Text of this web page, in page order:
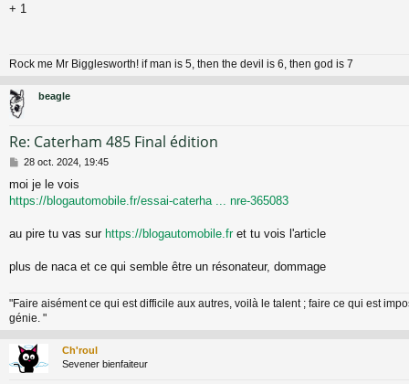
s
e
+ 1
Rock me Mr Bigglesworth! if man is 5, then the devil is 6, then god is 7
beagle
Re: Caterham 485 Final édition
M
s
s
g
28 oct. 2024, 19:45
moi je le vois
https://blogautomobile.fr/essai-caterha ... nre-365083
au pire tu vas sur https://blogautomobile.fret tu vois l'article
plus de naca et ce qui semble être un résonateur, dommage
"Faire aisément ce qui est difficile aux autres, voilà le talent ; faire ce qui est
génie. "
Ch'roul
Sevener bienfaiteur